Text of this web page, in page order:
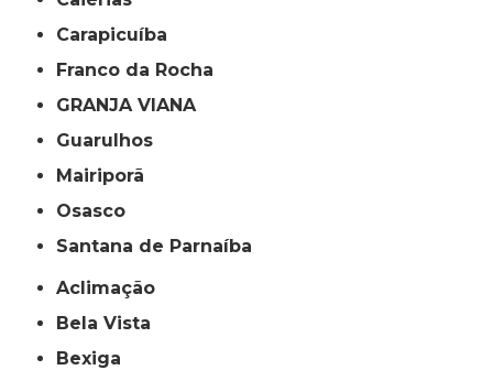
Carapicuíba
Franco da Rocha
GRANJA VIANA
Guarulhos
Mairiporã
Osasco
Santana de Parnaíba
Aclimação
Bela Vista
Bexiga